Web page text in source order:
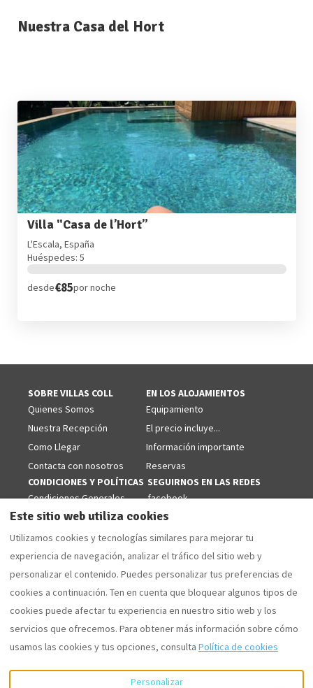
Nuestra Casa del Hort
Villa "Casa de l’Hort”
L'Escala, España
Huéspedes: 5
desde€85por noche
SOBRE VILLAS COLL
Quienes Somos
Nuestra Recepción
Como Llegar
Contacta con nosotros
EN LOS ALOJAMIENTOS
Equipamiento
El precio incluye...
Información importante
Reservas
CONDICIONES Y POLÍTICAS
Condiciones Generales
Politicas de Cookies
Aviso Legal
Politica de Privacidad
SEGUIRNOS EN LAS REDES
facebook
Español EUR +34 629853868
Camí Forestal 3, Sant Martí
d'Empúries - L'Escala, Girona,
©2026 Villas CollTodos los
derechos reservados-
Powered by
Este sitio web utiliza cookies
Utilizamos cookies y tecnologías similares para mejorar tu
experiencia de navegación, analizar el tráfico del sitio web y
personalizar el contenido. Puedes personalizar tus preferencias de
cookies a continuación. Ten en cuenta que bloquear algunos tipos de
cookies puede afectar tu experiencia en nuestro sitio web y los
servicios que ofrecemos. Para obtener más información sobre cómo
usamos las cookies y tus opciones, consulta Política de cookies
Personalizar